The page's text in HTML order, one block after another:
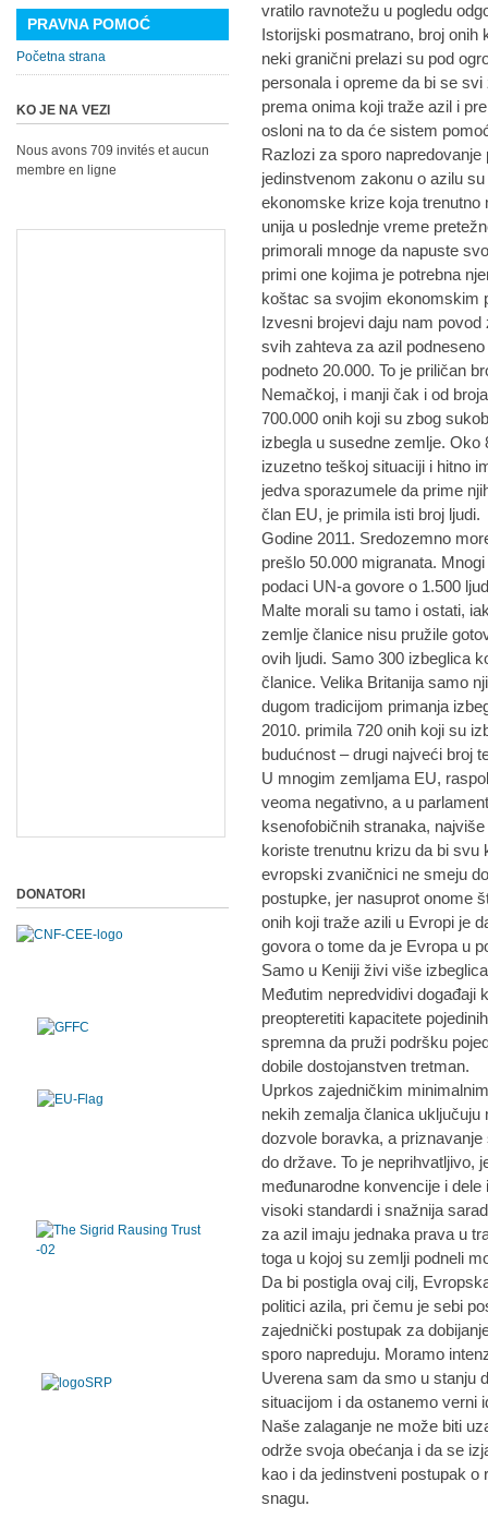
vratilo ravnotežu u pogledu
Istorijski posmatrano, broj onih
neki granični prelazi su pod
personala i opreme da bi se
prema onima koji traže azil i
osloni na to da će sistem
Razlozi za sporo
jedinstvenom zakonu o azilu
ekonomske krize koja
unija u poslednje vreme
primorali mnoge da napuste
primi one kojima je potrebna
koštac sa svojim ekonomskim
Izvesni brojevi daju nam
svih zahteva za azil
podneto 20.000. To je priličan
Nemačkoj, i manji čak i od
700.000 onih koji su zbog
izbegla u susedne zemlje. Oko
izuzetno teškoj situaciji i hitno
jedva sporazumele da prime
član EU, je primila isti broj ljudi.
Godine 2011. Sredozemno
prešlo 50.000 migranata.
podaci UN-a govore o 1.500
Malte morali su tamo i ostati,
zemlje članice nisu pružile
ovih ljudi. Samo 300 izbeglica
članice. Velika Britanija samo
dugom tradicijom primanja
2010. primila 720 onih koji su
budućnost – drugi najveći broj
U mnogim zemljama EU,
veoma negativno, a u
ksenofobičnih stranaka,
koriste trenutnu krizu da bi
evropski zvaničnici ne smeju
postupke, jer nasuprot onome
onih koji traže azili u Evropi je
govora o tome da je Evropa u
Samo u Keniji živi više
Međutim nepredvidivi događaji
preopteretiti kapacitete
spremna da pruži podršku
dobile dostojanstven tretman.
Uprkos zajedničkim
nekih zemalja članica
dozvole boravka, a
do države. To je neprihvatljivo,
međunarodne konvencije i
visoki standardi i snažnija
za azil imaju jednaka prava u
toga u kojoj su zemlji podneli
Da bi postigla ovaj cilj,
politici azila, pri čemu je sebi
zajednički postupak za
sporo napreduju. Moramo
Uverena sam da smo u stanju
situacijom i da ostanemo verni
Naše zalaganje ne može biti
održe svoja obećanja i da se
kao i da jedinstveni postupak o
snagu.
PRAVNA POMOĆ
Početna strana
KO JE NA VEZI
Nous avons 709 invités et aucun
membre en ligne
DONATORI